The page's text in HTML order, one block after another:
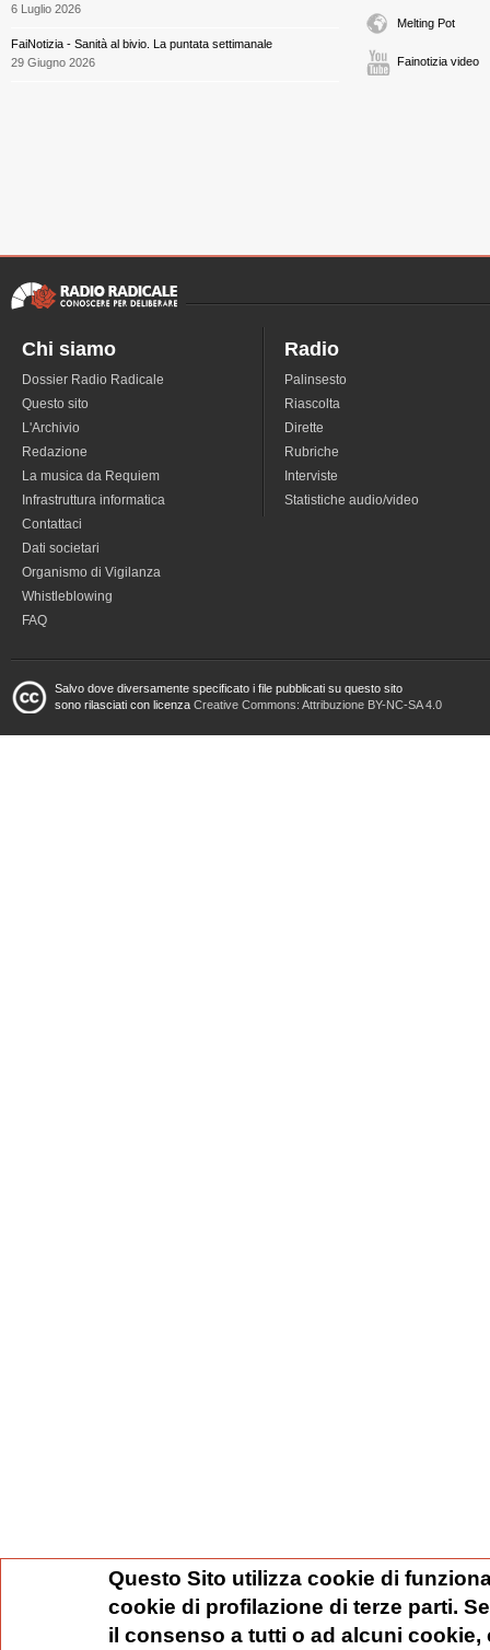
6 Luglio 2026
FaiNotizia - Sanità al bivio. La puntata settimanale
29 Giugno 2026
Melting Pot
Fainotizia video
Chi siamo
Dossier Radio Radicale
Questo sito
L'Archivio
Redazione
La musica da Requiem
Infrastruttura informatica
Contattaci
Dati societari
Organismo di Vigilanza
Whistleblowing
FAQ
Radio
Palinsesto
Riascolta
Dirette
Rubriche
Interviste
Statistiche audio/video
Salvo dove diversamente specificato i file pubblicati su questo sito
sono rilasciati con licenza Creative Commons: Attribuzione BY-NC-SA 4.0
Questo Sito utilizza cookie di
cookie di profilazione di terze parti.
il consenso a tutti o ad alcuni